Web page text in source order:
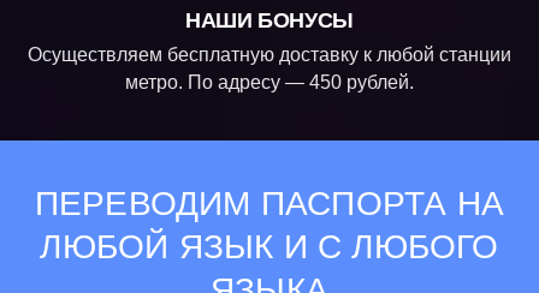
НАШИ БОНУСЫ
Осуществляем бесплатную доставку к любой станции
метро. По адресу — 450 рублей.
ПЕРЕВОДИМ ПАСПОРТА НА
ЛЮБОЙ ЯЗЫК И С ЛЮБОГО